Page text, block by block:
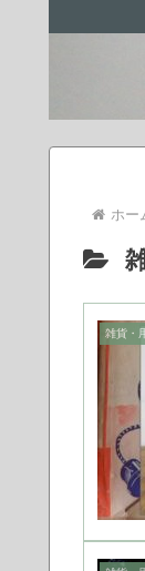
ホー
雑貨・